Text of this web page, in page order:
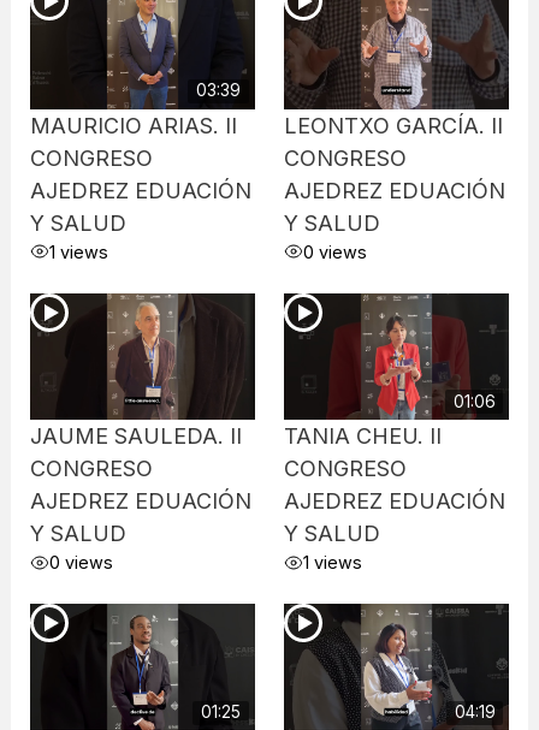
03:39
MAURICIO ARIAS. II
CONGRESO
AJEDREZ EDUACIÓN
Y SALUD
1 views
LEONTXO GARCÍA. II
CONGRESO
AJEDREZ EDUACIÓN
Y SALUD
0 views
JAUME SAULEDA. II
CONGRESO
AJEDREZ EDUACIÓN
Y SALUD
0 views
01:06
TANIA CHEU. II
CONGRESO
AJEDREZ EDUACIÓN
Y SALUD
1 views
01:25 04:19